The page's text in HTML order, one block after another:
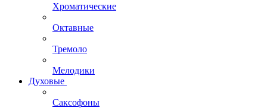
Хроматические
Октавные
Тремоло
Мелодики
Духовые
Саксофоны